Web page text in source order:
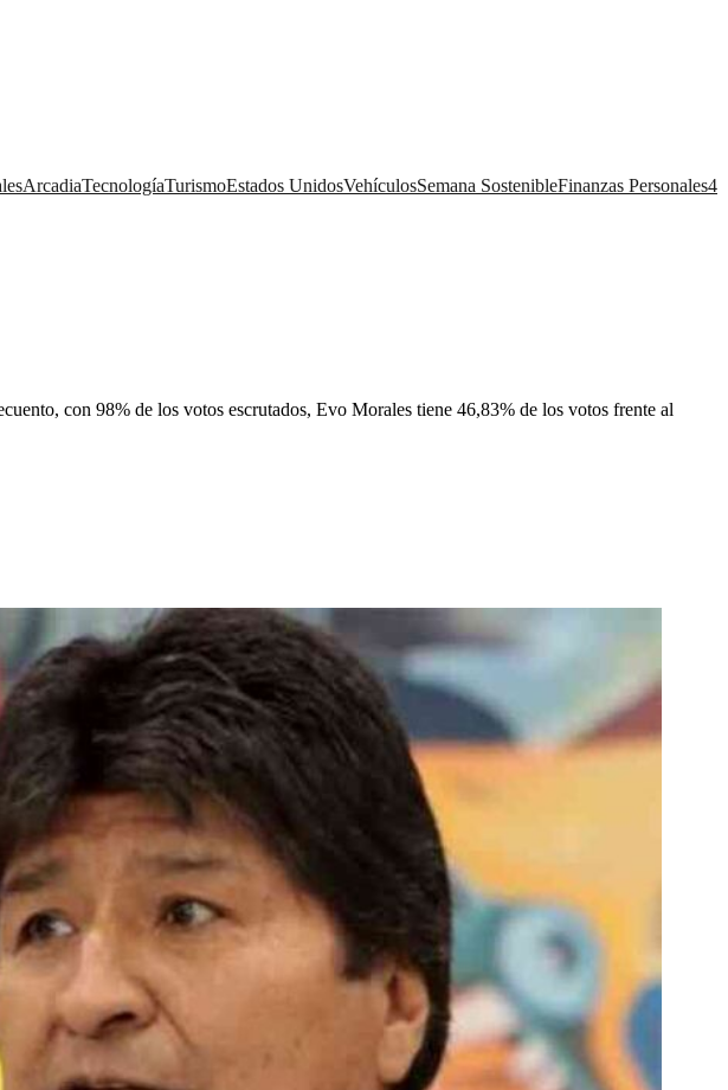
ArcadiaTecnologíaTurismoEstados UnidosVehículosSemana SostenibleFinanzas Personales4
con 98% de los votos escrutados, Evo Morales tiene 46,83% de los votos frente al